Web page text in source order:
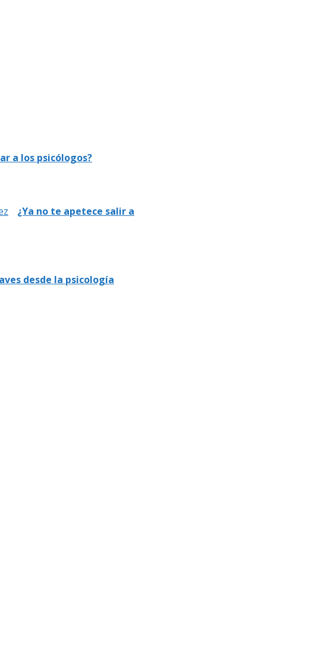
a los psicólogos?
¿Ya no te apetece salir a
desde la psicología